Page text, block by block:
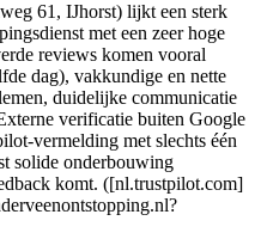
61, IJhorst) lijkt een sterk
met een zeer hoge
reviews komen vooral
dag), vakkundige en nette
duidelijke communicatie
verificatie buiten Google
vermelding met slechts één
solide onderbouwing
komt. ([nl.trustpilot.com]